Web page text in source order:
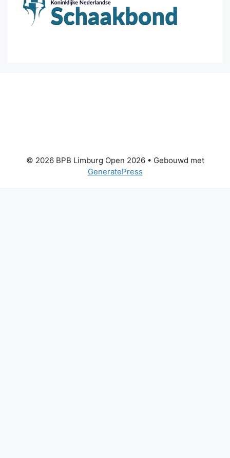
© 2026 BPB Limburg Open 2026• Gebouwd met
GeneratePress